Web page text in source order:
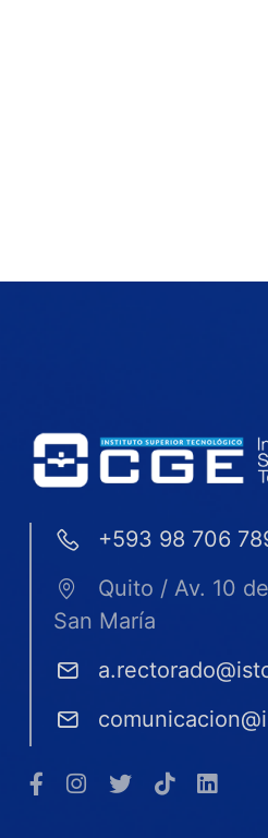
+593 98 706
Quito / Av. 10
San María